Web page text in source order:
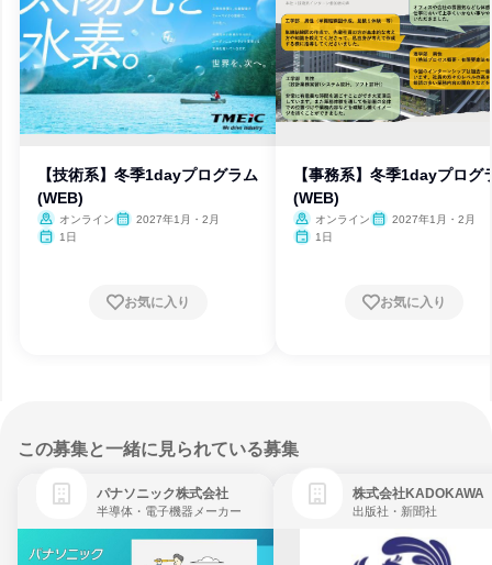
【技術系】冬季1dayプログラム
(WEB)
オンライン
2027年1月・2月
1日
お気に入り
【事務系】冬季1dayプログ
(WEB)
オンライン
2027年1月・2月
1日
お気に入り
この募集と一緒に見られている募集
パナソニック株式会社
半導体・電子機器メーカー
株式会社KADOKAWA
出版社・新聞社